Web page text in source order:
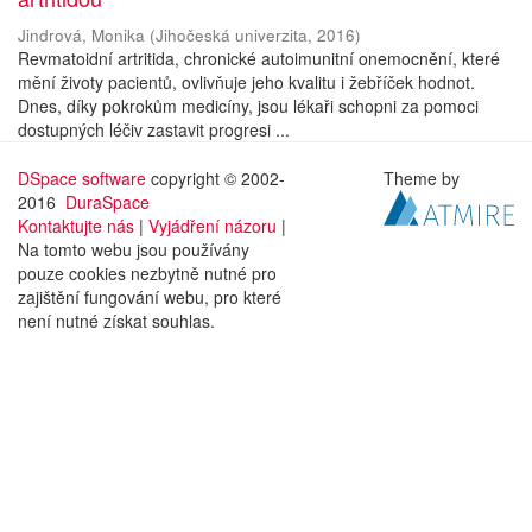
Jindrová, Monika (Jihočeská univerzita, 2016)
Revmatoidní artritida, chronické autoimunitní onemocnění, které
mění životy pacientů, ovlivňuje jeho kvalitu i žebříček hodnot.
Dnes, díky pokrokům medicíny, jsou lékaři schopni za pomoci
dostupných léčiv zastavit progresi ...
DSpace software copyright © 2002-
2016 DuraSpace
Kontaktujte nás | Vyjádření názoru |
Na tomto webu jsou používány
pouze cookies nezbytně nutné pro
zajištění fungování webu, pro které
není nutné získat souhlas.
Theme by